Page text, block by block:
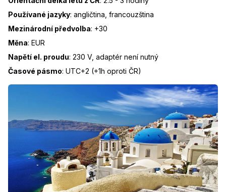
Používané jazyky: angličtina, francouzština
Mezinárodní předvolba: +30
Měna: EUR
Napětí el. proudu: 230 V, adaptér není nutný
Časové pásmo: UTC+2 (+1h oproti ČR)